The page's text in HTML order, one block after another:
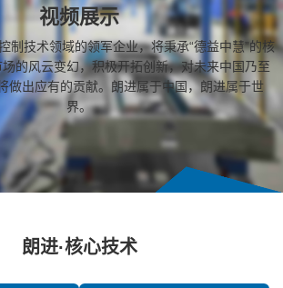
视频展示
制技术领域的领军企业，将秉承“德益中慧”的核
的风云变幻，积极开拓创新，对未来中国乃至
做出应有的贡献。朗进属于中国，朗进属于世
界。
朗进·核心技术